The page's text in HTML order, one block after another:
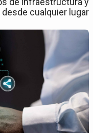
cualquier lugar